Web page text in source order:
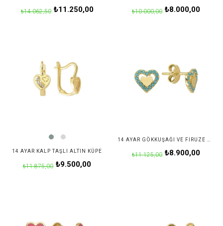
₺11.250,00
₺14.062,50 ₺8.000,00
₺10.000,00
14 AYAR KALP TAŞLI ALTIN KÜPE
₺9.500,00
₺11.875,00
₺8.900,00
₺11.125,00